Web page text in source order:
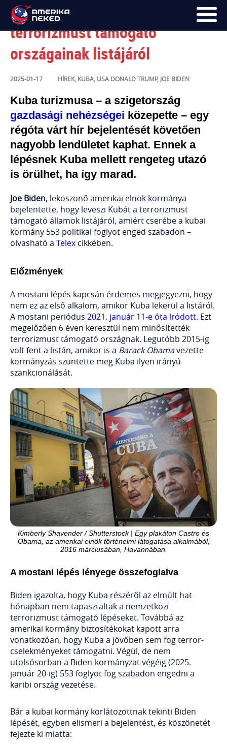
FŐOLDAL
HÍRLEVÉL
BLOG
RÓLUNK
KÉPEK
Kuba lekerült az USA
terrorizmust támogató
országainak listájáról
HÍREK, KUBA, USA DONALD TRUMP, JOE BIDEN
2025-01-17
Kuba turizmusa – a szigetország
gazdasági nehézségei közepette – egy
régóta várt hír bejelentését követően
nagyobb lendületet kaphat. Ennek a
lépésnek Kuba mellett rengeteg utazó
is örülhet, ha így marad.
Joe Biden, leköszönő amerikai elnök kormánya
bejelentette, hogy leveszi Kubát a terrorizmust
támogató államok listájáról, amiért cserébe a kubai
kormány 553 politikai foglyot enged szabadon –
olvasható a Telex cikkében.
Előzmények
A mostani lépés kapcsán érdemes megjegyezni, hogy
nem ez az első alkalom, amikor Kuba lekerül a listáról.
A mostani periódus 2021. január 11-e óta íródott. Ezt
megelőzően 6 éven keresztül nem minősítették
terrorizmust támogató országnak. Legutóbb 2015-ig
volt fent a listán, amikor is a Barack Obamavezette
kormányzás szüntette meg Kuba ilyen irányú
szankcionálását.
Kimberly Shavender / Shutterstock | Egy plakáton Castro és
Obama, az amerikai elnök történelmi látogatása alkalmából,
2016 márciusában, Havannában.
A mostani lépés lényege összefoglalva
Biden igazolta, hogy Kuba részéről az elmúlt hat
hónapban nem tapasztaltak a nemzetközi
terrorizmust támogató lépéseket. Továbbá az
amerikai kormány biztosítékokat kapott arra
vonatkozóan, hogy Kuba a jövőben sem fog terror-
cselekményeket támogatni. Végül, de nem
utolsósorban a Biden-kormányzat végéig (2025.
január 20-ig) 553 foglyot fog szabadon engedni a
karibi ország vezetése.
Bár a kubai kormány korlátozottnak tekinti Biden
lépését, egyben elismeri a bejelentést, és köszönetét
fejezte ki miatta: